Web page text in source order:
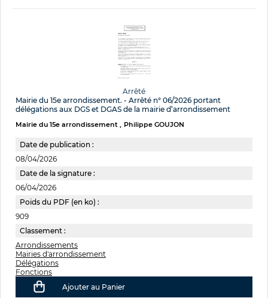
Arrêté
Mairie du 15e arrondissement. - Arrêté n° 06/2026 portant
délégations aux DGS et DGAS de la mairie d’arrondissement
Mairie du 15e arrondissement Philippe GOUJON
Date de publication :
08/04/2026
Date de la signature :
06/04/2026
Poids du PDF (en ko) :
909
Classement :
Arrondissements
Mairies d'arrondissement
Délégations
Fonctions
Ajouter au Panier